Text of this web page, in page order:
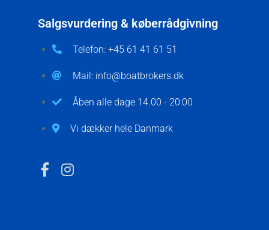
Salgsvurdering & køberrådgivning
Telefon: +45 61 41 61 51
Mail: info@boatbrokers.dk
Åben alle dage 14.00 - 20:00
Vi dækker hele Danmark